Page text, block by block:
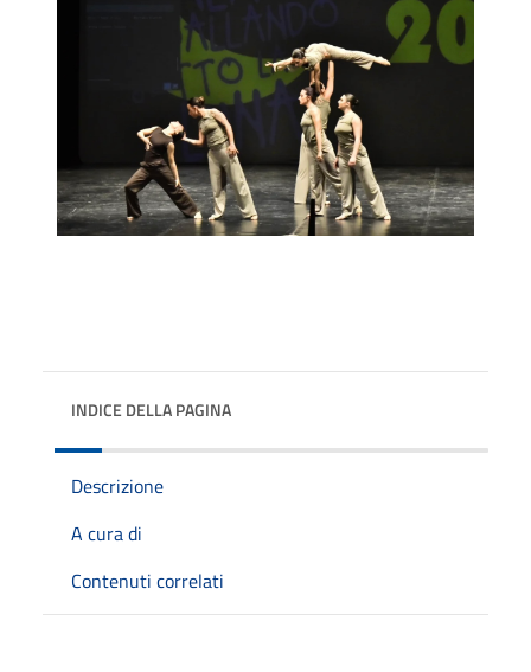
INDICE DELLA PAGINA
Descrizione
A cura di
Contenuti correlati